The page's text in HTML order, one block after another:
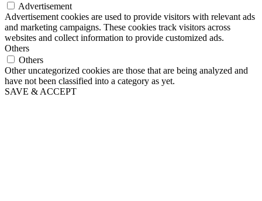
Advertisement
Advertisement cookies are used to provide visitors with relevant ads
and marketing campaigns. These cookies track visitors across
websites and collect information to provide customized ads.
Others
Others
Other uncategorized cookies are those that are being analyzed and
have not been classified into a category as yet.
SAVE & ACCEPT